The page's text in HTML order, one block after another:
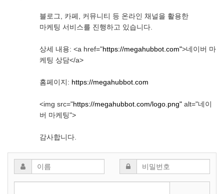
블로그, 카페, 커뮤니티 등 온라인 채널을 활용한
마케팅 서비스를 진행하고 있습니다.
상세 내용: <a href="https://megahubbot.com">네이버 마
케팅 상담</a>
홈페이지: https://megahubbot.com
<img src="https://megahubbot.com/logo.png" alt="네이
버 마케팅">
감사합니다.